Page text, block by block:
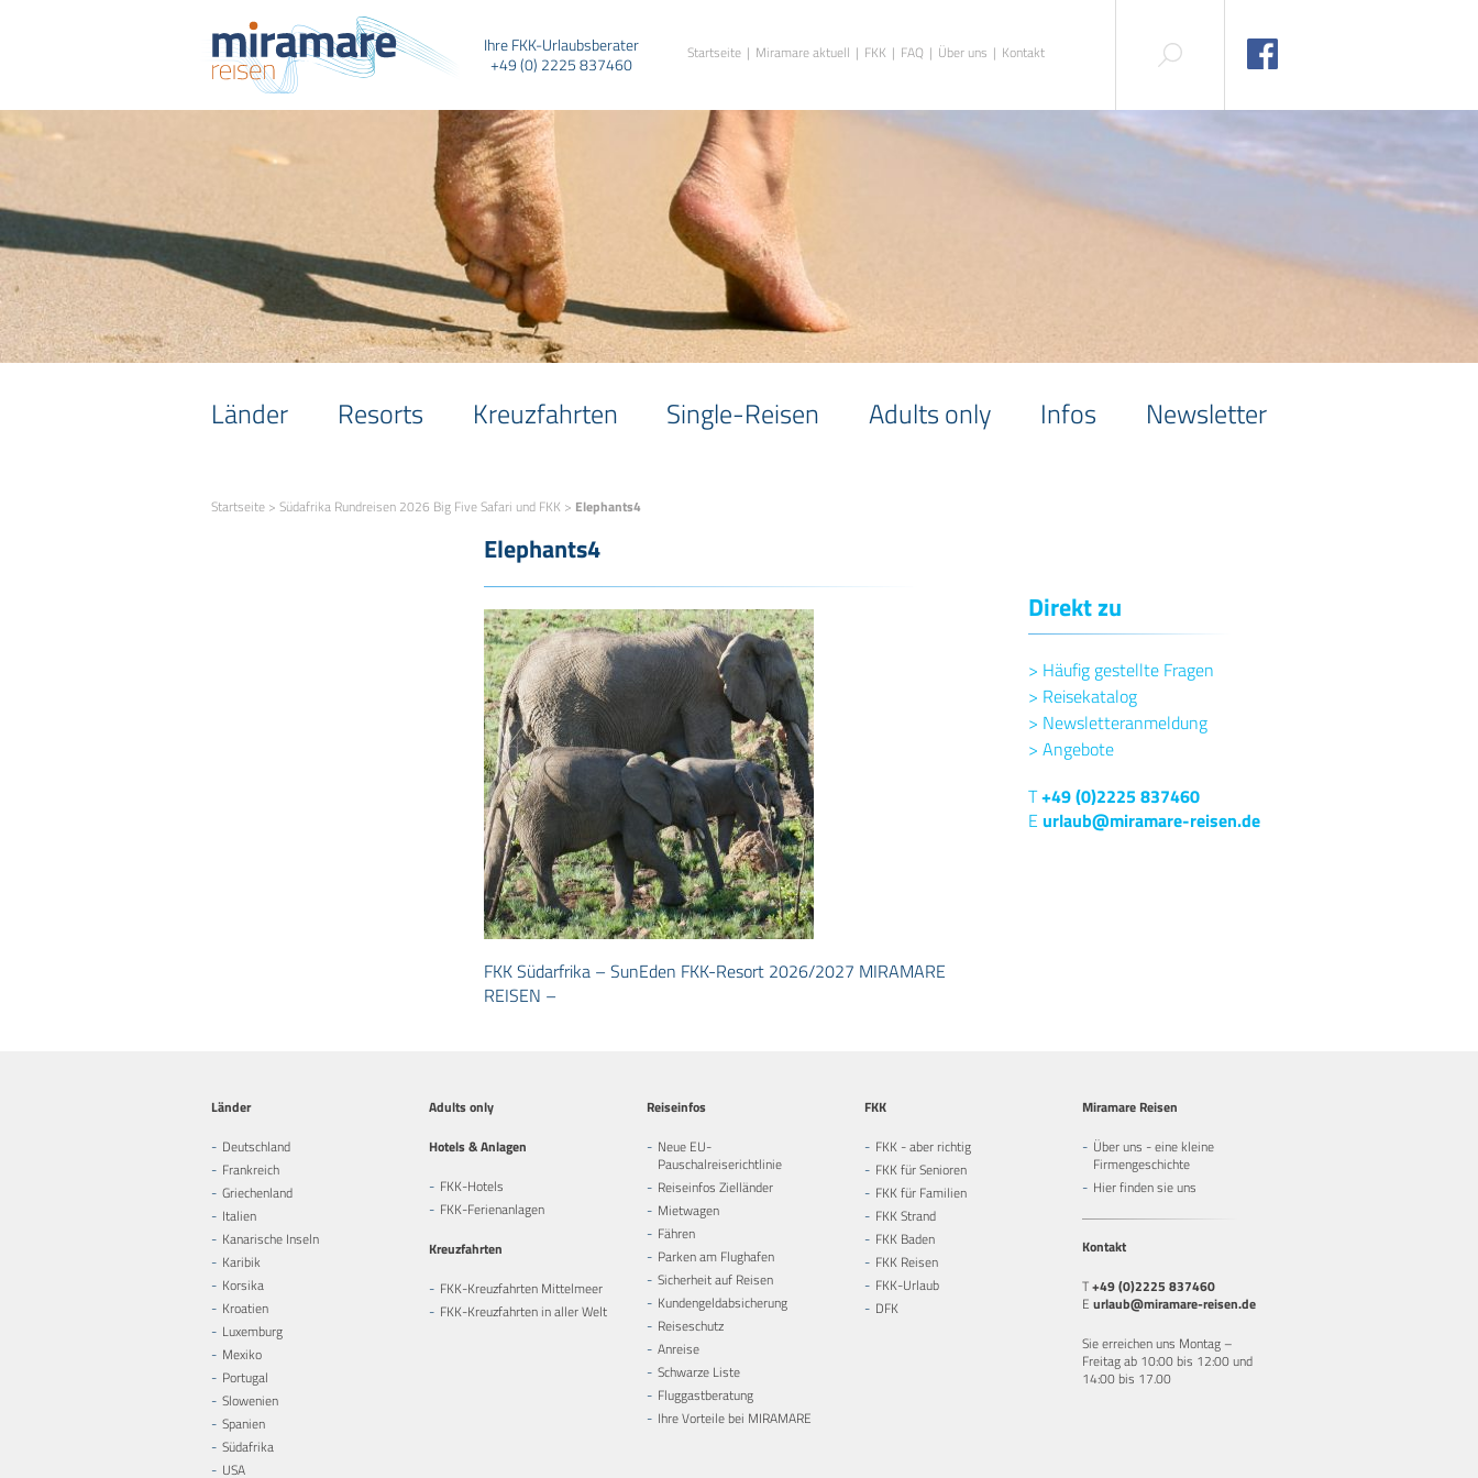
Ihre FKK-Urlaubsberater
+49 (0) 2225 837460
Startseite Miramare aktuell FKK FAQ Über uns Kontakt
Länder Resorts Kreuzfahrten Single-Reisen Adults only Infos Newsletter
Startseite > Südafrika Rundreisen 2026 Big Five Safari und FKK > Elephants4
Elephants4
FKK Südarfrika – SunEden FKK-Resort 2026/2027 MIRAMARE
REISEN –
Direkt zu
> Häufig gestellte Fragen
> Reisekatalog
> Newsletteranmeldung
> Angebote
T+49 (0)2225 837460
E urlaub@miramare-reisen.de
Länder
Deutschland
Frankreich
Griechenland
Italien
Kanarische Inseln
Karibik
Korsika
Kroatien
Luxemburg
Mexiko
Portugal
Slowenien
Spanien
Südafrika
USA
Adults only
Hotels & Anlagen
FKK-Hotels
FKK-Ferienanlagen
Kreuzfahrten
FKK-Kreuzfahrten Mittelmeer
FKK-Kreuzfahrten in aller Welt
Reiseinfos
Neue EU-
Pauschalreiserichtlinie
Reiseinfos Zielländer
Mietwagen
Fähren
Parken am Flughafen
Sicherheit auf Reisen
Kundengeldabsicherung
Reiseschutz
Anreise
Schwarze Liste
Fluggastberatung
Ihre Vorteile bei MIRAMARE
FKK
FKK - aber richtig
FKK für Senioren
FKK für Familien
FKK Strand
FKK Baden
FKK Reisen
FKK-Urlaub
DFK
Miramare Reisen
Über uns - eine kleine
Firmengeschichte
Hier finden sie uns
Kontakt
T+49 (0)2225 837460
E urlaub@miramare-reisen.de
Sie erreichen uns Montag –
Freitag ab 10:00 bis 12:00 und
14:00 bis 17.00